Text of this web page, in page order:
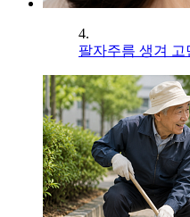
4.
팔자주름 생겨 고